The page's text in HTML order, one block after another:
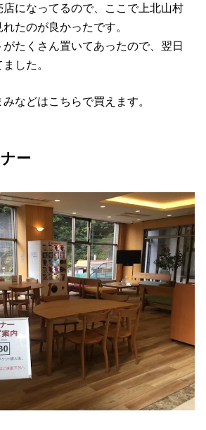
になってるので、ここで上北山村
たのが良かったです。
たくさん置いてあったので、翌日
した。
などはこちらで買えます。
ー